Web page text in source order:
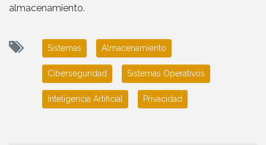
almacenamiento.
Sistemas Almacenamiento
Ciberseguridad Sistemas Operativos
Inteligencia Artificial Privacidad